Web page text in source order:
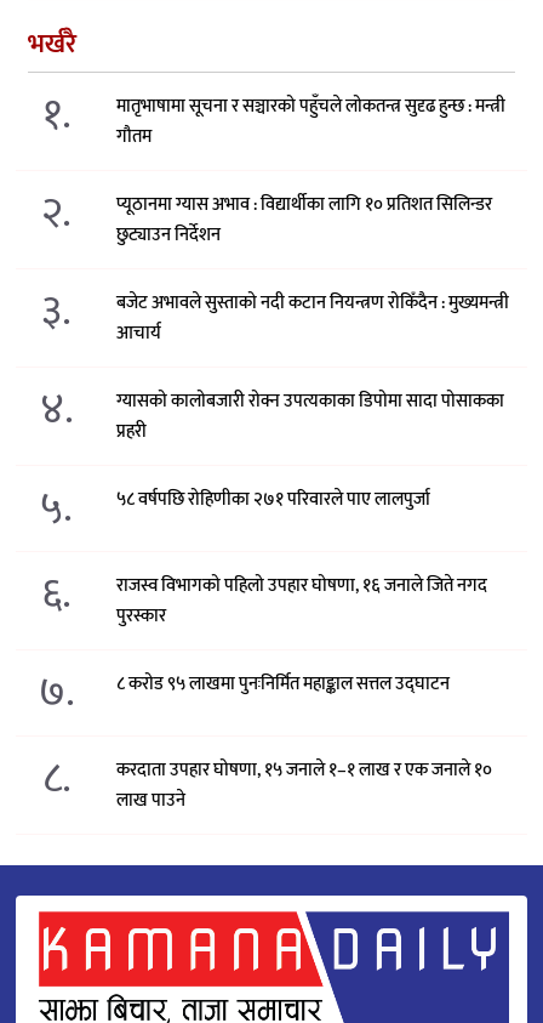
भर्खरै
१.
मातृभाषामा सूचना र सञ्चारको पहुँचले लोकतन्त्र सुदृढ हुन्छ : मन्त्री
गौतम
२.
प्यूठानमा ग्यास अभाव : विद्यार्थीका लागि १० प्रतिशत सिलिन्डर
छुट्याउन निर्देशन
३.
बजेट अभावले सुस्ताको नदी कटान नियन्त्रण रोकिँदैन : मुख्यमन्त्री
आचार्य
४.
ग्यासको कालोबजारी रोक्न उपत्यकाका डिपोमा सादा पोसाकका
प्रहरी
५. ५८ वर्षपछि रोहिणीका २७१ परिवारले पाए लालपुर्जा
६.
राजस्व विभागको पहिलो उपहार घोषणा, १६ जनाले जिते नगद
पुरस्कार
७. ८ करोड ९५ लाखमा पुनःनिर्मित महाङ्काल सत्तल उद्घाटन
८.
करदाता उपहार घोषणा, १५ जनाले १–१ लाख र एक जनाले १०
लाख पाउने